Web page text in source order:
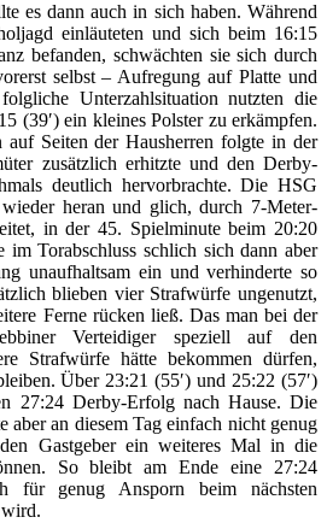
es dann auch in sich haben. Während
einläuteten und sich beim 16:15
befanden, schwächten sie sich durch
selbst – Aufregung auf Platte und
Unterzahlsituation nutzten die
(39′) ein kleines Polster zu erkämpfen.
Seiten der Hausherren folgte in der
zusätzlich erhitzte und den Derby-
deutlich hervorbrachte. Die HSG
heran und glich, durch 7-Meter-
in der 45. Spielminute beim 20:20
im Torabschluss schlich sich dann aber
unaufhaltsam ein und verhinderte so
blieben vier Strafwürfe ungenutzt,
Ferne rücken ließ. Das man bei der
Verteidiger speziell auf den
Strafwürfe hätte bekommen dürfen,
Über 23:21 (55′) und 25:22 (57′)
27:24 Derby-Erfolg nach Hause. Die
aber an diesem Tag einfach nicht genug
Gastgeber ein weiteres Mal in die
So bleibt am Ende eine 27:24
für genug Ansporn beim nächsten